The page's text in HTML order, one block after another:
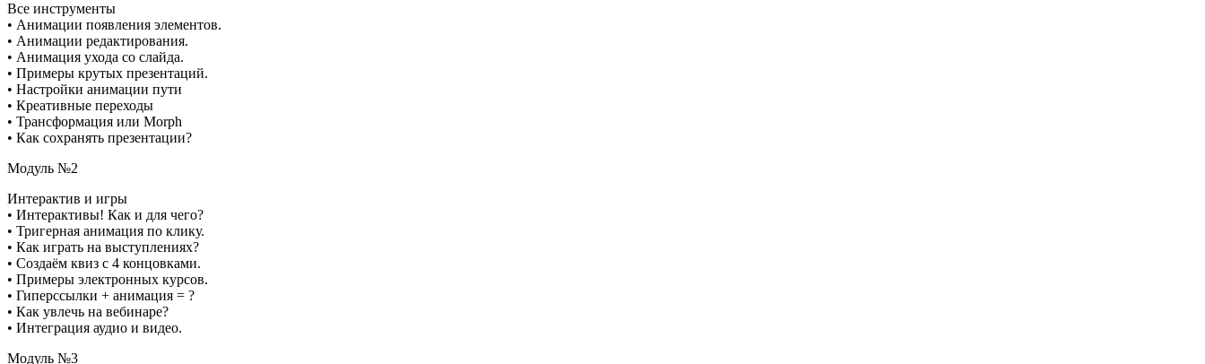
Все инструменты
• Анимации появления элементов.
• Анимации редактирования.
• Анимация ухода со слайда.
• Примеры крутых презентаций.
• Настройки анимации пути
• Креативные переходы
• Трансформация или Morph
• Как сохранять презентации?
Модуль №2
Интерактив и игры
• Интерактивы! Как и для чего?
• Тригерная анимация по клику.
• Как играть на выступлениях?
• Создаём квиз с 4 концовками.
• Примеры электронных курсов.
• Гиперссылки + анимация = ?
• Как увлечь на вебинаре?
• Интеграция аудио и видео.
Модуль №3